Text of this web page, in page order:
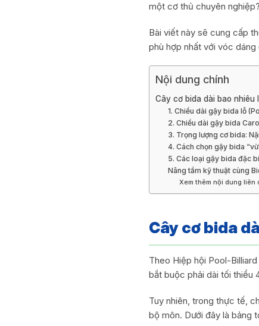
một cơ thủ chuyên nghiệp?
Bài viết này sẽ cung cấp
phù hợp nhất với vóc dáng
Nội dung chính
Cây cơ bida dài bao nhiêu
1. Chiều dài gậy bida lỗ
2. Chiều dài gậy bida
3. Trọng lượng cơ bida:
4. Cách chọn gậy bida
5. Các loại gậy bida đặc
Nâng tầm kỹ thuật cùng
Xem thêm nội dung liên
Cây cơ bida
Theo Hiệp hội Pool-
bắt buộc phải dài tối thiểu
Tuy nhiên, trong thực tế,
bộ môn. Dưới đây là bảng